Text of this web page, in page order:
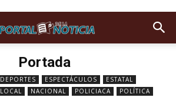
Portada
DEPORTES ESPECTÁCULOS
ESTATAL
LOCAL NACIONAL POLICIACA POLÍTICA